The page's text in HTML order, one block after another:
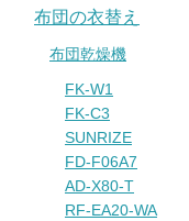
布団の衣替え
布団乾燥機
FK-W1
FK-C3
SUNRIZE
FD-F06A7
AD-X80-T
RF-EA20-WA